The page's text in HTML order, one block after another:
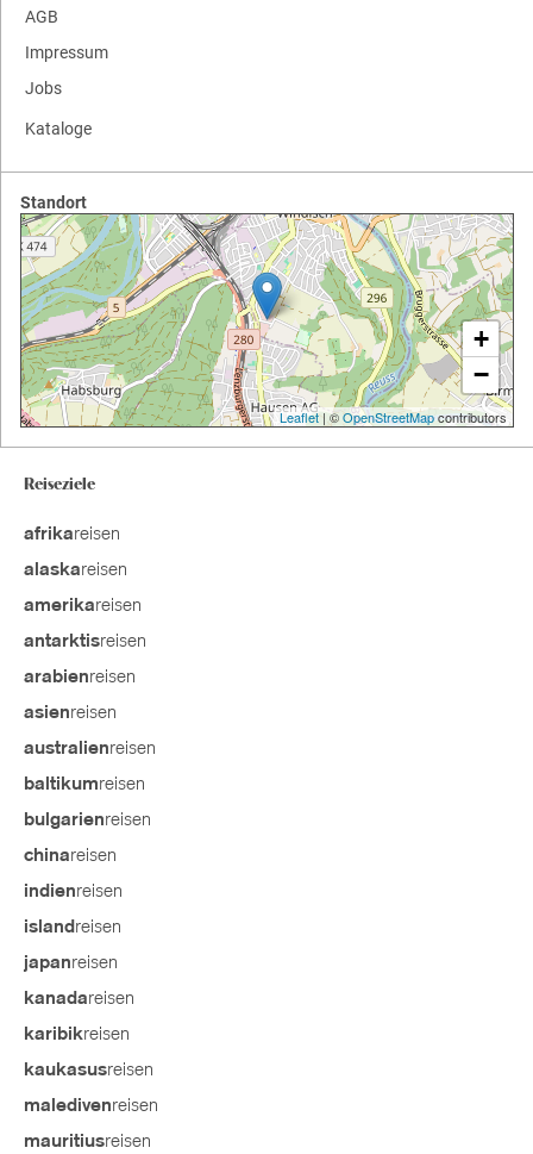
AGB
Impressum
Jobs
Kataloge
Standort
+
−
Leaflet| ©OpenStreetMapcontributors
Reiseziele
afrikareisen
alaskareisen
amerikareisen
antarktisreisen
arabienreisen
asienreisen
australienreisen
baltikumreisen
bulgarienreisen
chinareisen
indienreisen
island reisen
japanreisen
kanadareisen
karibikreisen
kaukasusreisen
maledivenreisen
mauritiusreisen